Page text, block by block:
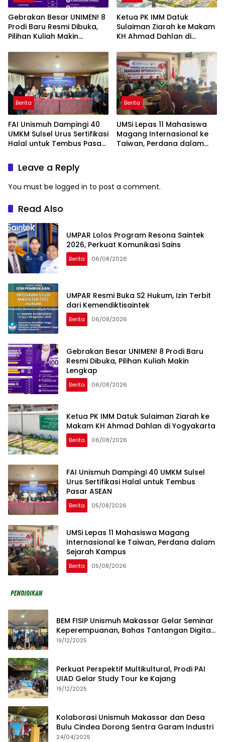
Gebrakan Besar UNIMEN! 8
Prodi Baru Resmi Dibuka,
Pilihan Kuliah Makin
Ketua PK IMM Datuk
Sulaiman Ziarah ke Makam
KH Ahmad Dahlan di
Berita
FAI Unismuh Dampingi 40
UMKM Sulsel Urus Sertifikasi
Halal untuk Tembus Pasar
Berita
UMSi Lepas 11 Mahasiswa
Magang Internasional ke
Taiwan, Perdana dalam
Leave a Reply
You must be logged in to post a comment.
Read Also
UMPAR Lolos Program Resona Saintek
2026, Perkuat Komunikasi Sains
Berita 06/08/2026
UMPAR Resmi Buka S2 Hukum, Izin Terbit
dari Kemendiktisaintek
Berita 06/08/2026
Gebrakan Besar UNIMEN! 8 Prodi Baru
Resmi Dibuka, Pilihan Kuliah Makin
Lengkap
Berita 06/08/2026
Ketua PK IMM Datuk Sulaiman Ziarah ke
Makam KH Ahmad Dahlan di Yogyakarta
Berita 06/08/2026
FAI Unismuh Dampingi 40 UMKM Sulsel
Urus Sertifikasi Halal untuk Tembus
Pasar ASEAN
Berita 05/08/2026
UMSi Lepas 11 Mahasiswa Magang
Internasional ke Taiwan, Perdana dalam
Sejarah Kampus
Berita 05/08/2026
BEM FISIP Unismuh Makassar Gelar Seminar
Keperempuanan, Bahas Tantangan Digital
dan Budaya Lokal
19/12/2025
Perkuat Perspektif Multikultural, Prodi PAI
UIAD Gelar Study Tour ke Kajang
19/12/2025
Kolaborasi Unismuh Makassar dan Desa
Bulu Cindea Dorong Sentra Garam Industri
24/04/2025